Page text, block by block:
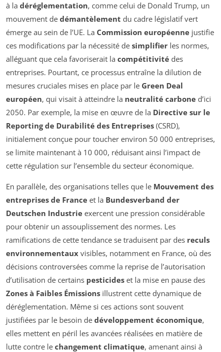
à la déréglementation, comme celui de Donald Trump, un
mouvement de démantèlement du cadre législatif vert
émerge au sein de l’UE. La Commission européenne justifie
ces modifications par la nécessité de simplifier les normes,
alléguant que cela favoriserait la compétitivité des
entreprises. Pourtant, ce processus entraîne la dilution de
mesures cruciales mises en place par le Green Deal
européen, qui visait à atteindre la neutralité carbone d’ici
2050. Par exemple, la mise en œuvre de la Directive sur le
Reporting de Durabilité des Entreprises (CSRD),
initialement conçue pour toucher environ 50 000 entreprises,
se limite maintenant à 10 000, réduisant ainsi l’impact de
cette régulation sur l’ensemble du secteur économique.
En parallèle, des organisations telles que le Mouvement des
entreprises de France et la Bundesverband der
Deutschen Industrie exercent une pression considérable
pour obtenir un assouplissement des normes. Les
ramifications de cette tendance se traduisent par des reculs
environnementaux visibles, notamment en France, où des
décisions controversées comme la reprise de l’autorisation
d’utilisation de certains pesticides et la mise en pause des
Zones à Faibles Émissions illustrent cette dynamique de
déréglementation. Même si ces actions sont souvent
justifiées par le besoin de développement économique,
elles mettent en péril les avancées réalisées en matière de
lutte contre le changement climatique, amenant ainsi à